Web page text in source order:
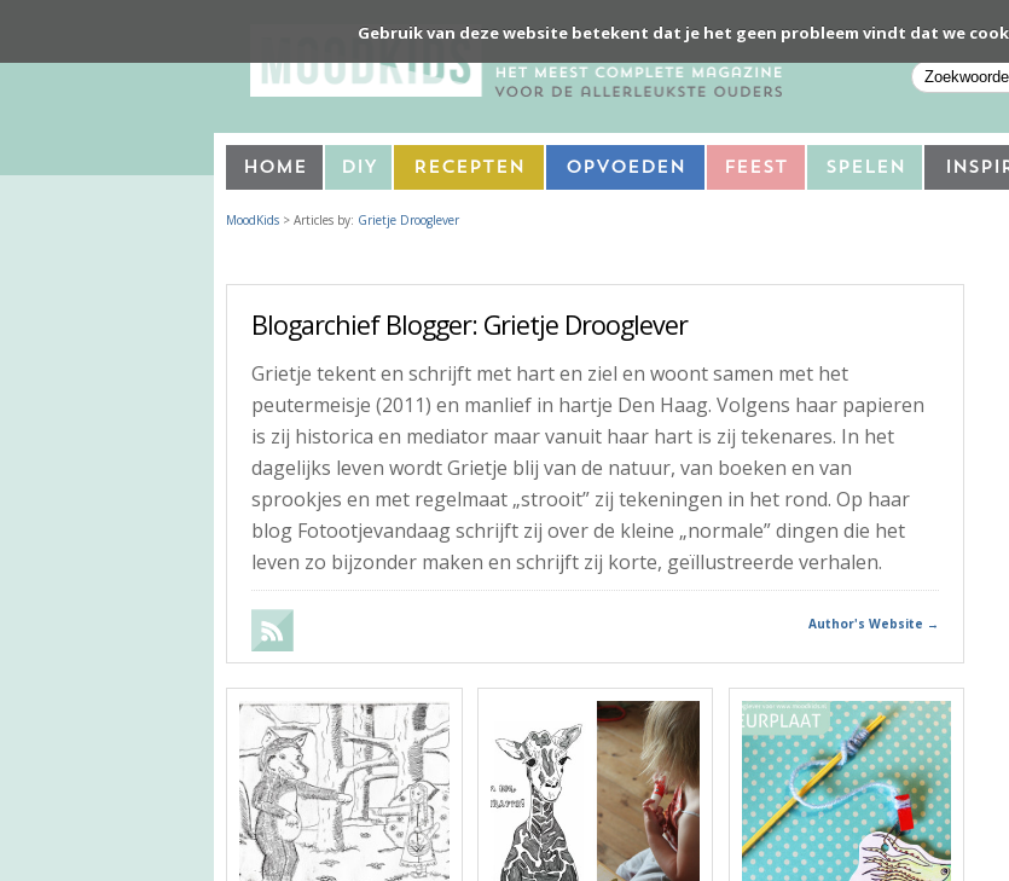
Gebruik van deze website betekent dat je het geen probleem vindt dat we
Home DIY Recepten Opvoeden Feest Spelen
MoodKids > Articles by: Grietje Drooglever
Blogarchief Blogger: Grietje Drooglever
Grietje tekent en schrijft met hart en ziel en woont samen met het
peutermeisje (2011) en manlief in hartje Den Haag. Volgens haar papieren
is zij historica en mediator maar vanuit haar hart is zij tekenares. In het
dagelijks leven wordt Grietje blij van de natuur, van boeken en van
sprookjes en met regelmaat „strooit” zij tekeningen in het rond. Op haar
blog Fotootjevandaag schrijft zij over de kleine „normale” dingen die het
leven zo bijzonder maken en schrijft zij korte, geïllustreerde verhalen.
Author's Website →